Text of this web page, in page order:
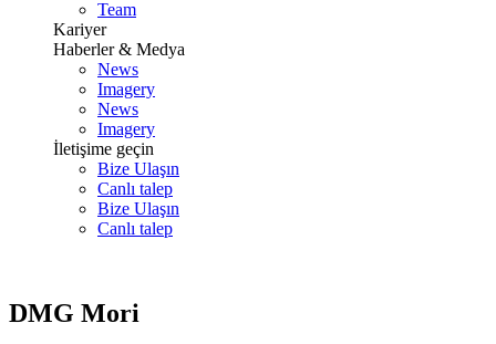
Team
Kariyer
Haberler & Medya
News
Imagery
News
Imagery
İletişime geçin
Bize Ulaşın
Canlı talep
Bize Ulaşın
Canlı talep
DMG Mori